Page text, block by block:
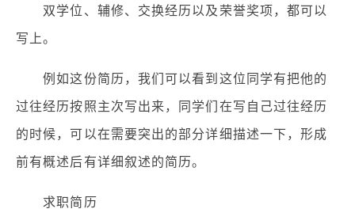
双学位、辅修、交换经历以及荣誉奖项，都可以
写上。
例如这份简历，我们可以看到这位同学有把他的
过往经历按照主次写出来，同学们在写自己过往经历
的时候，可以在需要突出的部分详细描述一下，形成
前有概述后有详细叙述的简历。
求职简历